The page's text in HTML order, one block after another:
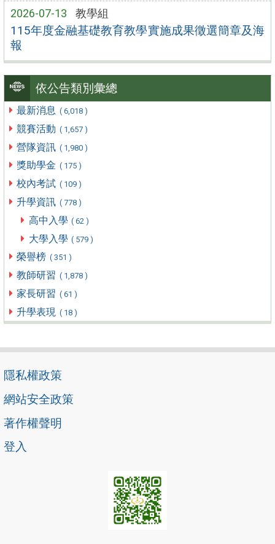
2026-07-13 教學組
115年度金融基礎教育教學實施成果徵選簡章及海
報
依公告類別彙總
最新消息 ( 6,018 )
競賽活動 ( 1,657 )
營隊資訊 ( 1,980 )
獎助學金 ( 175 )
校內考試 ( 109 )
升學資訊 ( 778 )
高中入學 ( 62 )
大學入學 ( 579 )
榮譽榜 ( 351 )
教師研習 ( 1,878 )
家長研習 ( 61 )
升學表現 ( 18 )
隱私權政策
網站安全政策
著作權聲明
登入